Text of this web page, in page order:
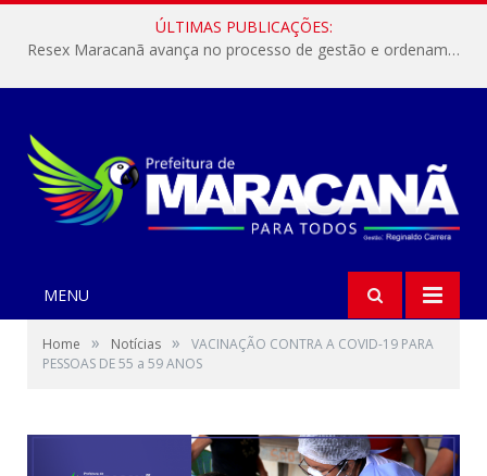
ÚLTIMAS PUBLICAÇÕES:
Resex Maracanã avança no processo de gestão e ordenamento do turismo em nossas áreas protegidas.
MENU
Home » Notícias »
VACINAÇÃO CONTRA A COVID-19 PARA
PESSOAS DE 55 a 59 ANOS